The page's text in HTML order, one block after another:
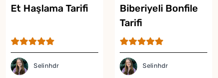
Et Haşlama Tarifi
Selinhdr
Biberiyeli Bonfile
Tarifi
Selinhdr